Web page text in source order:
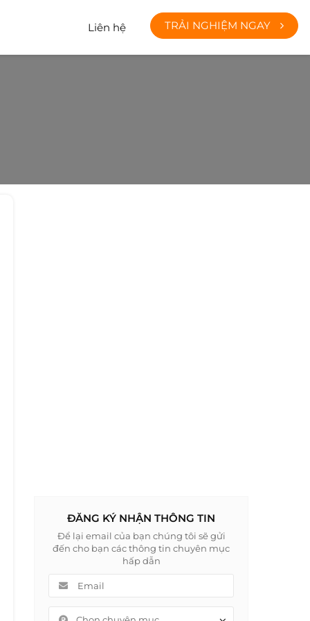
Liên hệ TRẢI NGHIỆM NGAY
ĐĂNG KÝ NHẬN THÔNG TIN
Để lại email của bạn chúng tôi sẽ gửi
đến cho bạn các thông tin chuyên mục
hấp dẫn